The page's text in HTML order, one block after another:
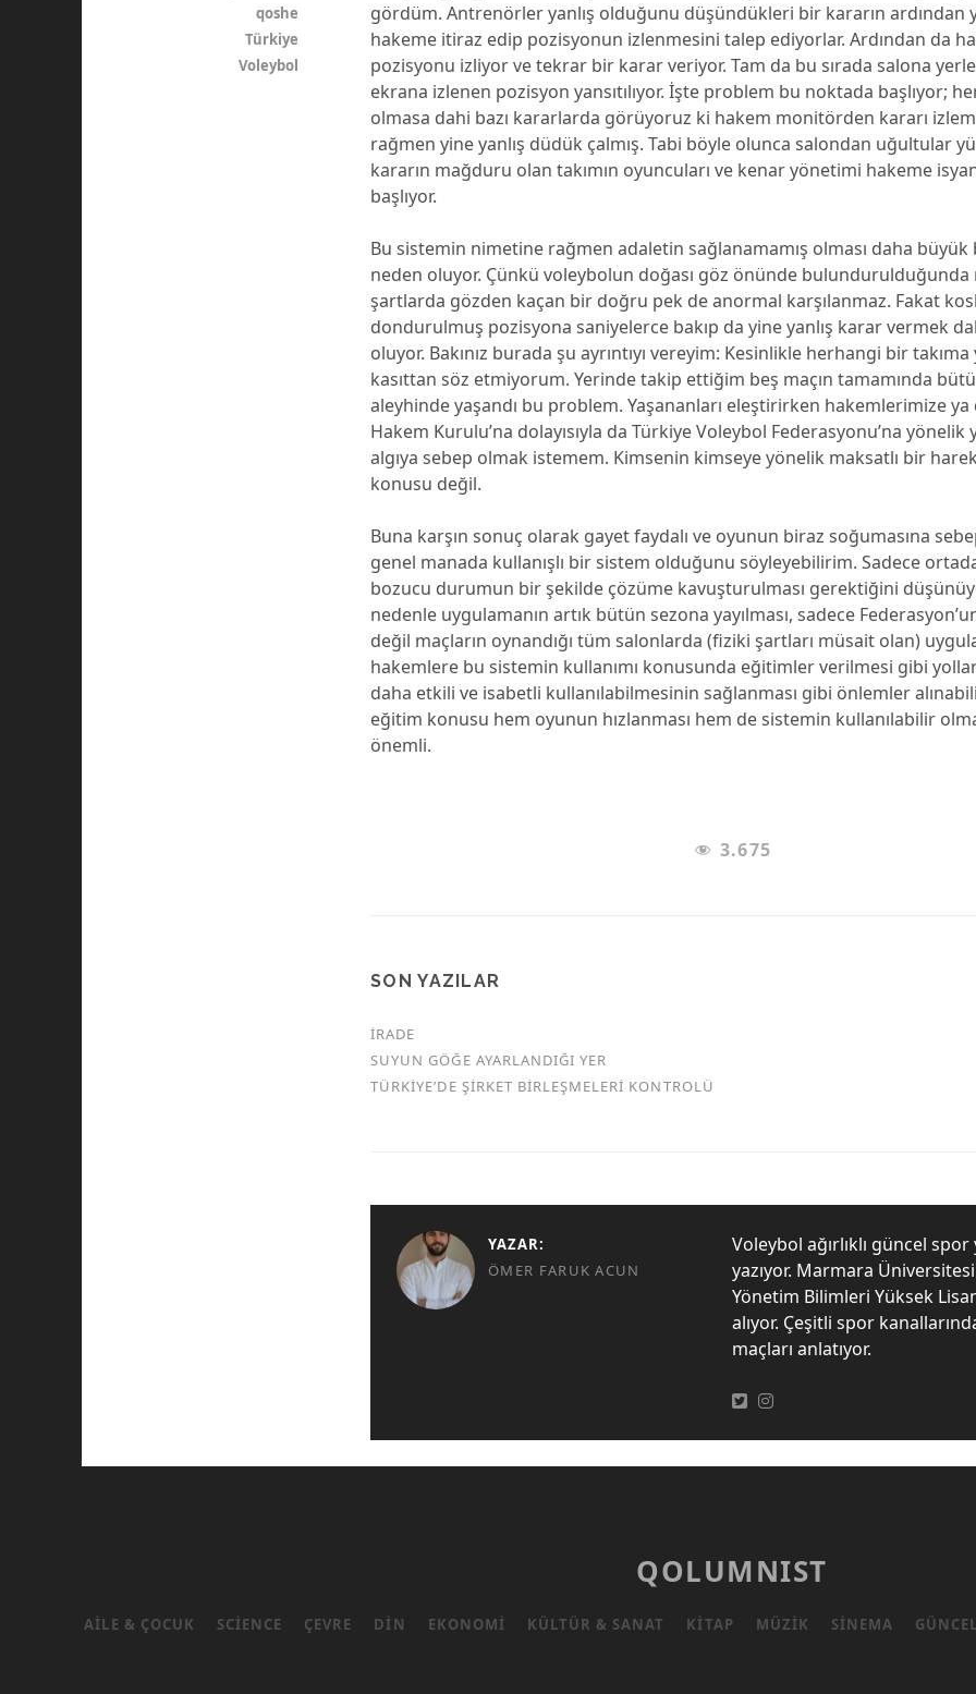
gördüm. Antrenörler yanlış olduğunu düşündükleri bir kararın ardından
hakeme itiraz edip pozisyonun izlenmesini talep ediyorlar. Ardından da
pozisyonu izliyor ve tekrar bir karar veriyor. Tam da bu sırada salona
ekrana izlenen pozisyon yansıtılıyor. İşte problem bu noktada başlıyor;
olmasa dahi bazı kararlarda görüyoruz ki hakem monitörden kararı
rağmen yine yanlış düdük çalmış. Tabi böyle olunca salondan uğultular
kararın mağduru olan takımın oyuncuları ve kenar yönetimi hakeme
başlıyor.
Bu sistemin nimetine rağmen adaletin sağlanamamış olması daha
neden oluyor. Çünkü voleybolun doğası göz önünde bulundurulduğunda
şartlarda gözden kaçan bir doğru pek de anormal karşılanmaz. Fakat
dondurulmuş pozisyona saniyelerce bakıp da yine yanlış karar vermek
oluyor. Bakınız burada şu ayrıntıyı vereyim: Kesinlikle herhangi bir
kasıttan söz etmiyorum. Yerinde takip ettiğim beş maçın tamamında
aleyhinde yaşandı bu problem. Yaşananları eleştirirken hakemlerimize ya
Hakem Kurulu’na dolayısıyla da Türkiye Voleybol Federasyonu’na yönelik
algıya sebep olmak istemem. Kimsenin kimseye yönelik maksatlı bir
konusu değil.
Buna karşın sonuç olarak gayet faydalı ve oyunun biraz soğumasına
genel manada kullanışlı bir sistem olduğunu söyleyebilirim. Sadece
bozucu durumun bir şekilde çözüme kavuşturulması gerektiğini
nedenle uygulamanın artık bütün sezona yayılması, sadece
değil maçların oynandığı tüm salonlarda (fiziki şartları müsait olan)
hakemlere bu sistemin kullanımı konusunda eğitimler verilmesi gibi
daha etkili ve isabetli kullanılabilmesinin sağlanması gibi önlemler
eğitim konusu hem oyunun hızlanması hem de sistemin kullanılabilir
önemli.
3.675
SON YAZILAR
İRADE
SUYUN GÖĞE AYARLANDIĞI YER
TÜRKİYE’DE ŞİRKET BİRLEŞMELERİ KONTROLÜ
qoshe
Türkiye
Voleybol
YAZAR:
ÖMER FARUK ACUN
Voleybol ağırlıklı güncel spor
yazıyor. Marmara
Yönetim Bilimleri Yüksek
alıyor. Çeşitli spor
maçları anlatıyor.
QOLUMNIST
AILE & ÇOCUK SCIENCE ÇEVRE DIN EKONOMI KÜLTÜR & SANAT KITAP MÜZIK SINEMA GÜNCEL